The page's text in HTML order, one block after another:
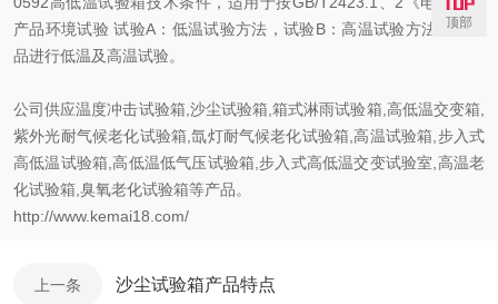
产品环境试验 试验A：低温试验方法，试验B：高温试验方法》对产
品进行低温及高温试验。
公司供应温度冲击试验箱 沙尘试验箱 ,箱式淋雨试验箱 高低温交变箱
紫外光耐气候老化试验箱 ,氙灯耐气候老化试验箱 ,高温试验箱 步入式
高低温试验箱 ,高低温低气压试验箱 ,步入式高低温交变试验室 高温老
化试验箱 臭氧老化试验箱等产品。
http://www.kemai18.com/
上一条 沙尘试验箱产品特点
顶部